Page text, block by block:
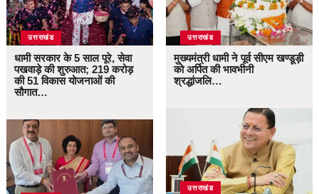
उत्तराखंड
धामी सरकार के 5 साल पूरे, सेवा
पखवाड़े की शुरुआत; 219 करोड़
की 51 विकास योजनाओं की
सौगात…
उत्तराखंड
मुख्यमंत्री धामी ने पूर्व सीएम खण्डूड़ी
को अर्पित की भावभीनी
श्रद्धांजलि…
उत्तराखंड